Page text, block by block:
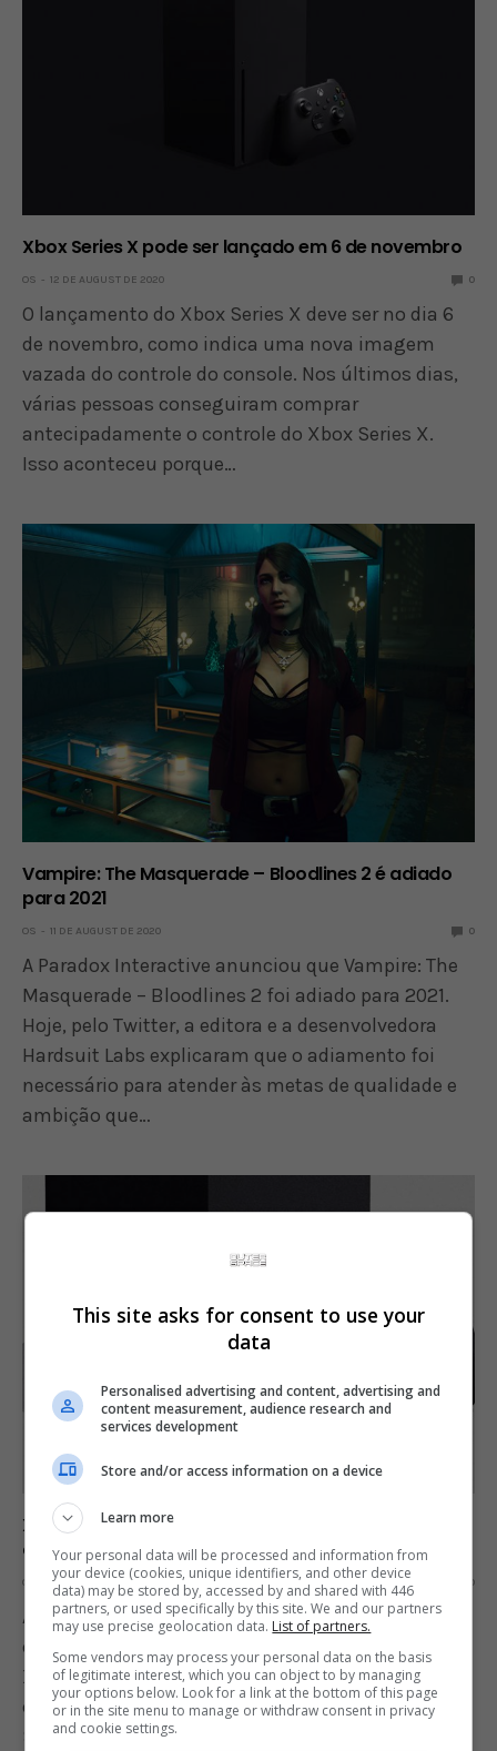
Xbox Series X pode ser lançado em 6 de novembro
OS 12 DE AUGUST DE 2020 0
O lançamento do Xbox Series X deve ser no dia 6
de novembro, como indica uma nova imagem
vazada do controle do console. Nos últimos dias,
várias pessoas conseguiram comprar
antecipadamente o controle do Xbox Series X.
Isso aconteceu porque…
Vampire: The Masquerade – Bloodlines 2 é adiado
para 2021
OS 11 DE AUGUST DE 2020 0
A Paradox Interactive anunciou que Vampire: The
Masquerade – Bloodlines 2 foi adiado para 2021.
Hoje, pelo Twitter, a editora e a desenvolvedora
Hardsuit Labs explicaram que o adiamento foi
necessário para atender às metas de qualidade e
ambição que…
Xbox Series X e S: preço, data de lançamento e tudo
que sabemos sobre os novos consoles
OS 11 DE AUGUST DE 2020 0
Atualizado em 4 de novembro, 2020 A Microsoft
entrará na próxima geração com dois consoles
Xbox, um mais poderoso, chamado Xbox Series X
e outro mais simples e barato, chamado Xbox
Series S. Os dois consoles serão lançados
This site asks for consent to use your
data
Personalised advertising and content, advertising and
content measurement, audience research and
services development
Store and/or access information on a device
Learn more
Your personal data will be processed and information from
your device (cookies, unique identifiers, and other device
data) may be stored by, accessed by and shared with 446
partners, or used specifically by this site. We and our partners
may use precise geolocation data. List of partners.
Some vendors may process your personal data on the basis
of legitimate interest, which you can object to by managing
your options below. Look for a link at the bottom of this page
or in the site menu to manage or withdraw consent in privacy
and cookie settings.